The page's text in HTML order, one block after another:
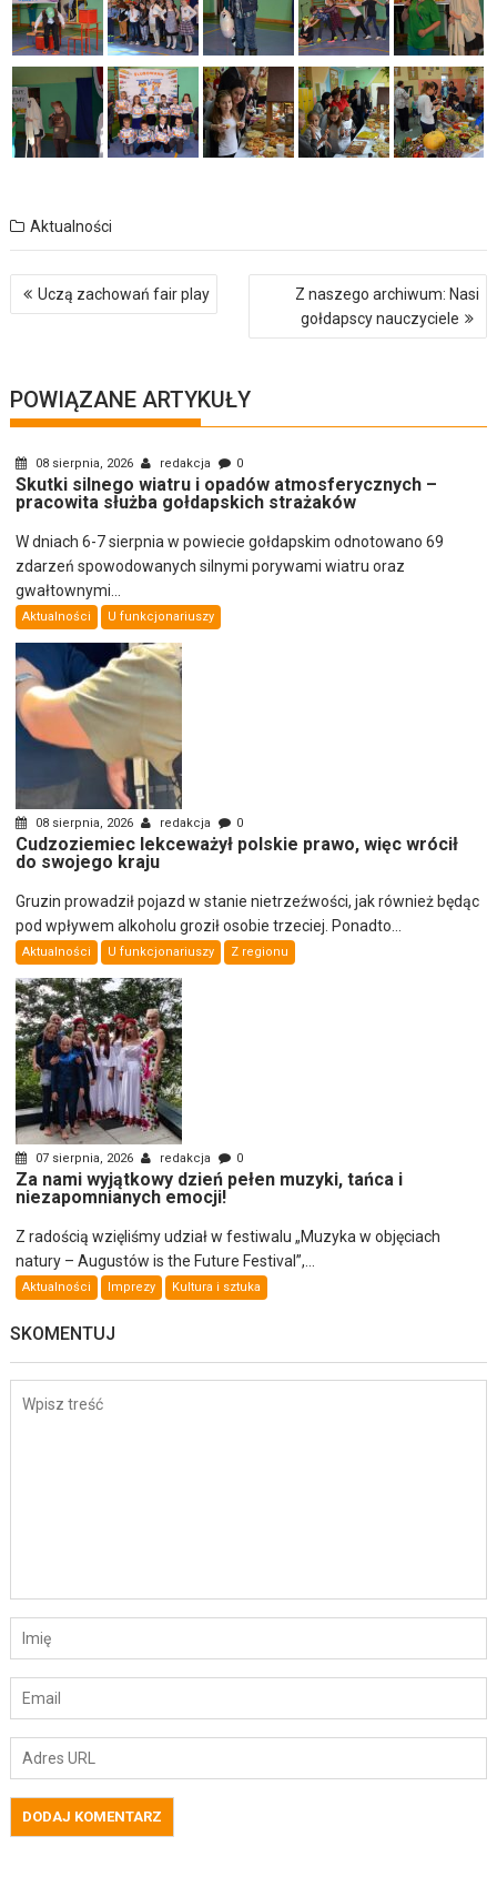
Aktualności
Nawigacja
wpisuUczą zachowań fair play
Z naszego archiwum: Nasi
gołdapscy nauczyciele
POWIĄZANE ARTYKUŁY
08 sierpnia, 2026 redakcja 0
Skutki silnego wiatru i opadów atmosferycznych –
pracowita służba gołdapskich strażaków
W dniach 6-7 sierpnia w powiecie gołdapskim odnotowano 69
zdarzeń spowodowanych silnymi porywami wiatru oraz
gwałtownymi...
Aktualności U funkcjonariuszy
08 sierpnia, 2026 redakcja 0
Cudzoziemiec lekceważył polskie prawo, więc wrócił
do swojego kraju
Gruzin prowadził pojazd w stanie nietrzeźwości, jak również będąc
pod wpływem alkoholu groził osobie trzeciej. Ponadto...
Aktualności U funkcjonariuszy Z regionu
07 sierpnia, 2026 redakcja 0
Za nami wyjątkowy dzień pełen muzyki, tańca i
niezapomnianych emocji!
Z radością wzięliśmy udział w festiwalu „Muzyka w objęciach
natury – Augustów is the Future Festival”,...
Aktualności Imprezy Kultura i sztuka
SKOMENTUJ